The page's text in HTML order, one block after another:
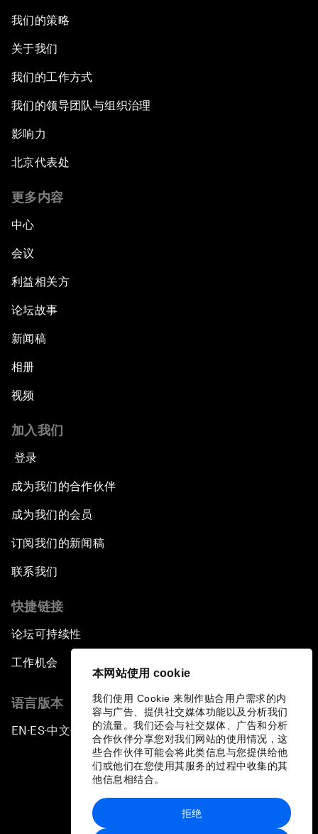
本网站使用 cookie
我们使用 Cookie 来制作贴合用户需求的内
容与广告、提供社交媒体功能以及分析我们
的流量。我们还会与社交媒体、广告和分析
合作伙伴分享您对我们网站的使用情况，这
些合作伙伴可能会将此类信息与您提供给他
们或他们在您使用其服务的过程中收集的其
他信息相结合。
拒绝
我们的策略
关于我们
我们的工作方式
我们的领导团队与组织治理
影响力
北京代表处
更多内容
中心
会议
利益相关方
论坛故事
新闻稿
相册
视频
加入我们
登录
成为我们的合作伙伴
成为我们的会员
订阅我们的新闻稿
联系我们
快捷链接
论坛可持续性
工作机会
语言版本
EN ▪ES▪中文▪ 日本語